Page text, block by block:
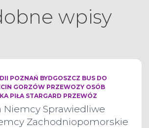
wpisy
POZNAŃ BYDGOSZCZ BUS DO
GORZÓW PRZEWOZY OSÓB
PIŁA STARGARD PRZEWÓZ
Niemcy Sprawiedliwe
Zachodniopomorskie